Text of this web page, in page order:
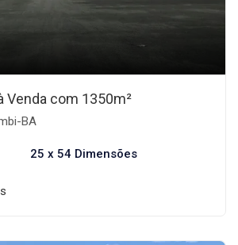
Venda com 1350m²
BA
25 x 54 Dimensões